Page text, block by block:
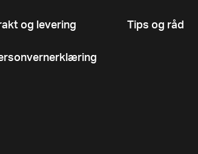
og levering Tips og råd